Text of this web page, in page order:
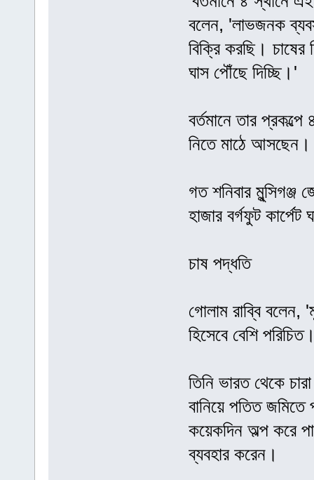
বলেন, 'লাভজনক
বিক্রি করছি।
ঘাস পৌঁছে দিচ্ছি।'
বর্তমানে তার
নিতে মাঠে আসছেন।
গত শনিবার
হাজার বর্গফুট
চাষ পদ্ধতি
গোলাম রাব্বি বলেন,
হিসেবে বেশি
তিনি ভারত থেকে
বানিয়ে পতিত জমিতে
কয়েকদিন অল্প করে
ব্যবহার করেন।